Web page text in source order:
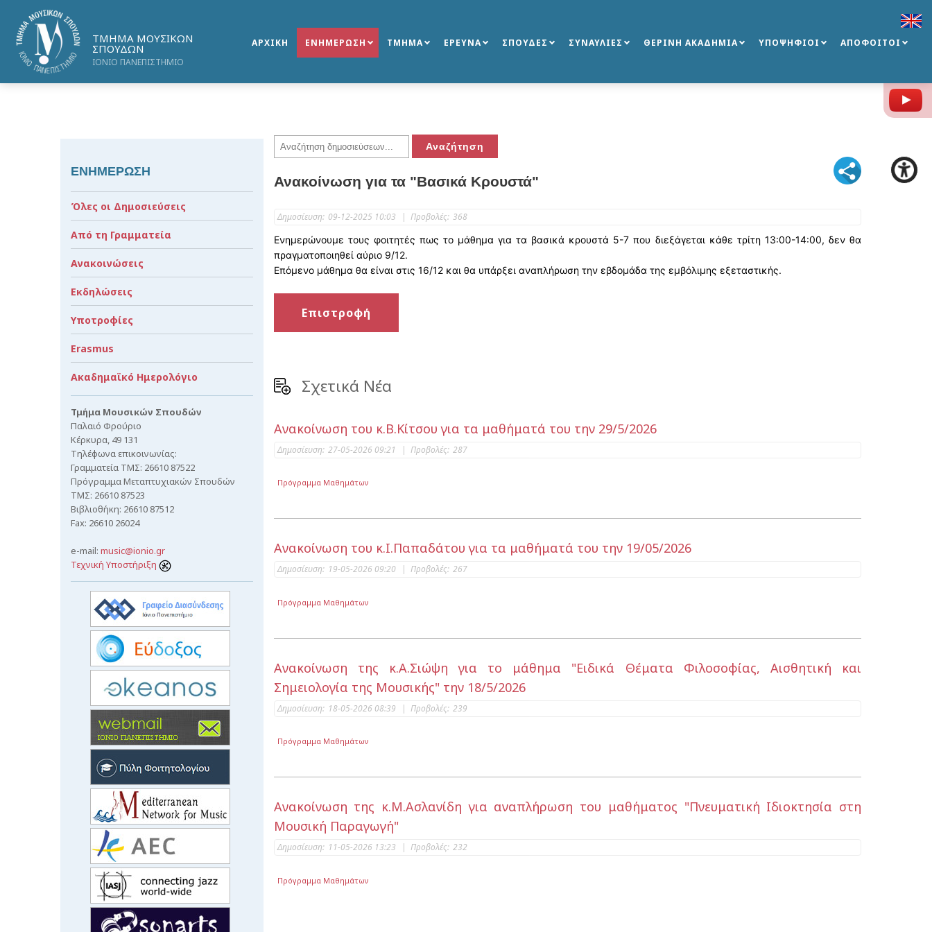
ΤΜΗΜΑ ΜΟΥΣΙΚΩΝ
ΣΠΟΥΔΩΝ
ΙΟΝΙΟ ΠΑΝΕΠΙΣΤΗΜΙΟ
ΑΡΧΙΚΗ ΕΝΗΜΕΡΩΣΗ ΤΜΗΜΑ ΕΡΕΥΝΑ ΣΠΟΥΔΕΣ ΣΥΝΑΥΛΙΕΣ ΘΕΡΙΝΗ ΑΚΑΔΗΜΙΑ ΥΠΟΨΗΦΙΟΙ ΑΠΟΦΟΙΤΟΙ
Ανακοίνωση για τα "Βασικά Κρουστά"
Δημοσίευση: 09-12-2025 10:03 | Προβολές: 368
Ενημερώνουμε τους φοιτητές πως το μάθημα για τα βασικά κρουστά 5-7 που διεξάγεται κάθε τρίτη 13:00-14:00, δεν θα
πραγματοποιηθεί αύριο 9/12.
Επόμενο μάθημα θα είναι στις 16/12 και θα υπάρξει αναπλήρωση την εβδομάδα της εμβόλιμης εξεταστικής.
Επιστροφή
Σχετικά Νέα
Ανακοίνωση του κ.Β.Κίτσου για τα μαθήματά του την 29/5/2026
Δημοσίευση: 27-05-2026 09:21 | Προβολές: 287
Πρόγραμμα Μαθημάτων
Ανακοίνωση του κ.Ι.Παπαδάτου για τα μαθήματά του την 19/05/2026
Δημοσίευση: 19-05-2026 09:20 | Προβολές: 267
Πρόγραμμα Μαθημάτων
Ανακοίνωση της κ.Α.Σιώψη για το μάθημα "Ειδικά Θέματα Φιλοσοφίας, Αισθητική και
Σημειολογία της Μουσικής" την 18/5/2026
Δημοσίευση: 18-05-2026 08:39 | Προβολές: 239
Πρόγραμμα Μαθημάτων
Ανακοίνωση της κ.Μ.Ασλανίδη για αναπλήρωση του μαθήματος "Πνευματική Ιδιοκτησία στη
Μουσική Παραγωγή"
Δημοσίευση: 11-05-2026 13:23 | Προβολές: 232
Πρόγραμμα Μαθημάτων
ΕΝΗΜΕΡΩΣΗ
Όλες οι Δημοσιεύσεις
Από τη Γραμματεία
Ανακοινώσεις
Εκδηλώσεις
Υποτροφίες
Erasmus
Ακαδημαϊκό Ημερολόγιο
Τμήμα Μουσικών Σπουδών
Παλαιό Φρούριο
Κέρκυρα, 49 131
Τηλέφωνα επικοινωνίας:
Γραμματεία ΤΜΣ: 26610 87522
Πρόγραμμα Μεταπτυχιακών Σπουδών
ΤΜΣ: 26610 87523
Βιβλιοθήκη: 26610 87512
Fax: 26610 26024
e-mail: music@ionio.gr
Τεχνική Υποστήριξη